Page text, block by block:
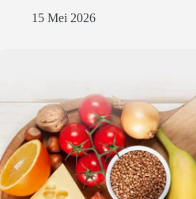
15 Mei 2026